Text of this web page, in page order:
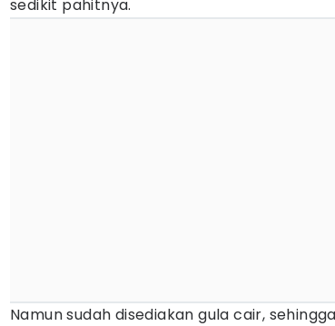
sedikit pahitnya.
Namun sudah disediakan gula cair,